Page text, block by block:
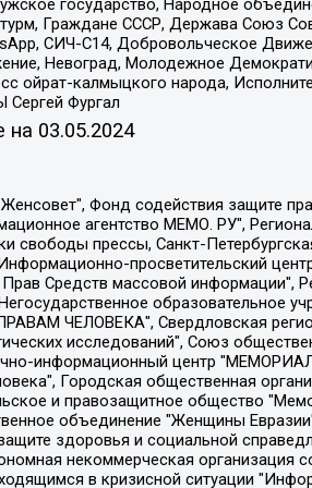
государство, Народное
Граждане СССР, Держава Союз
СИЧ-С14, Добровольческое
Невоград, Молодежное
ойрат-калмыцкого народа,
Сергей Фургал
на 03.05.2024
Юрьевич, Шмагун Олеся Валентиновна, Общество с ограниченной ответственностью "Альтаир 2021", Общество с ограниченной ответственностью "Вега 2021", Общество с ограниченной ответственностью "Главный редактор 2021", Общество с ограниченной ответственностью "Ромашки монолит", Важенков Артем Валерьевич, Ивановская областная общественная организация "Центр гендерных исследований", Гурман Юрий Альбертович, Медиапроект "ОВД-Инфо", Егоров Владимир Владимирович, Жилинский Владимир Александрович, Общество с ограниченной ответственностью "ЗП", Иванова София Юрьевна, Карезина Инна Павловна, Кильтау Екатерина Викторовна, Петров Алексей Викторович, Пискунов Сергей Евгеньевич, Смирнов Сергей Сергеевич, Тихонов Михаил Сергеевич, Общество с ограниченной ответственностью "ЖУРНАЛИСТ-ИНОСТРАННЫЙ АГЕНТ", Арапова Галина Юрьевна, Вольтская Татьяна Анатольевна, Американская компания "Mason G.E.S. Anonymous Foundation" (США), являющаяся владельцем интернет-издания https://mnews.world/, Компания "Stichting Bellingcat", зарегистрированная в Нидерландах (дата регистрации 11.07.2018), Захаров Андрей Вячеславович, Клепиковская Екатерина Дмитриевна, Общество с ограниченной ответственностью "МЕМО", Перл Роман Александрович, Симонов Евгений Алексеевич, Соловьева Елена Анатольевна, Сотников Даниил Владимирович, Сурначева Елизавета Дмитриевна, Автономная некоммерческая организация по защите прав человека и информированию населения "Якутия – Наше Мнение", Общество с ограниченной ответственностью "Москоу диджитал медиа", с 26.01.2023 Общество с ограниченной ответственностью "Чайка Белые сады", Ветошкина Валерия Валерьевна, Заговора Максим Александрович, Межрегиональное общественное движение "Российская ЛГБТ - сеть", Оленичев Максим Владимирович, Павлов Иван Юрьевич, Скворцова Елена Сергеевна, Общество с ограниченной ответственностью "Как бы инагент", Кочетков Игорь Викторович, Общество с ограниченной ответственностью "Честные выборы", Еланчик Олег Александрович, Общество с ограниченной ответственностью "Нобелевский призыв", Гималова Регина Эмилевна, Григорьев Андрей Валерьевич, Григорьева Алина Александровна, Ассоциация по содействию защите прав призывников, альтернативнослужащих и военнослужащих "Правозащитная группа